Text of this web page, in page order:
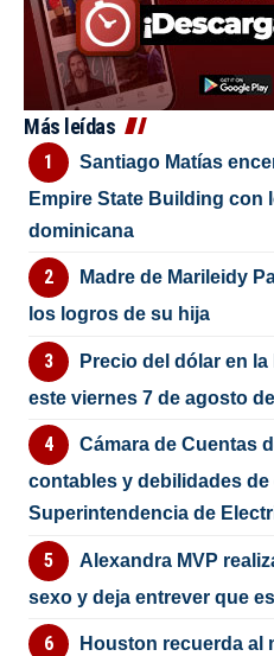
Más leídas
Santiago Matías
Empire State Building con
dominicana
Madre de Marileidy
los logros de su hija
Precio del dólar en
este viernes 7 de agosto
Cámara de Cuentas
contables y debilidades
Superintendencia de
Alexandra MVP
sexo y deja entrever que
Houston recuerda al